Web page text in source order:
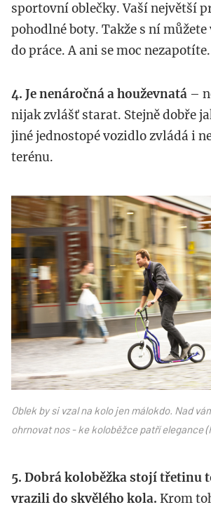
sportovní oblečky. Vaší největší
pohodlné boty. Takže s ní
do práce. A ani se moc nezapotíte.
4. Je nenáročná a houževnatá –
nijak zvlášť starat. Stejně dobře
jiné jednostopé vozidlo zvládá i
terénu.
kolobezime_cz.jpg
Oblek by si vzal na kolo jen málokdo. Nad
ohrnovat nos - ke koloběžce patří elegance
5. Dobrá koloběžka stojí třetinu
vrazili do skvělého kola. Krom